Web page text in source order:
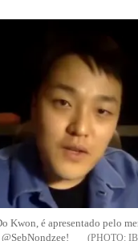
Kwon, é apresentado pelo